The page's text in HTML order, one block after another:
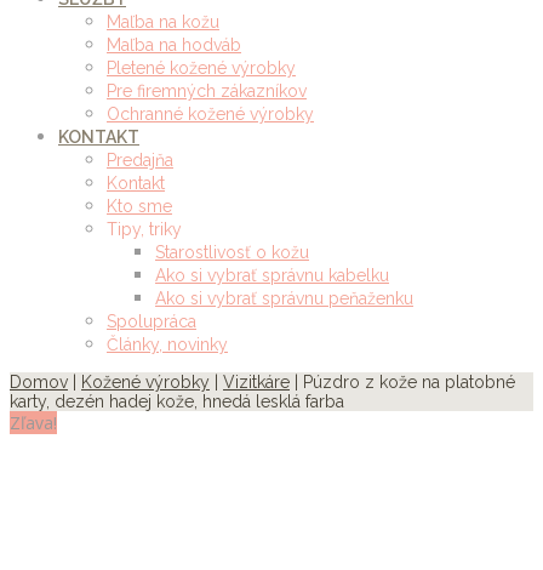
Maľba na kožu
Maľba na hodváb
Pletené kožené výrobky
Pre firemných zákazníkov
Ochranné kožené výrobky
KONTAKT
Predajňa
Kontakt
Kto sme
Tipy, triky
Starostlivosť o kožu
Ako si vybrať správnu kabelku
Ako si vybrať správnu peňaženku
Spolupráca
Články, novinky
Domov
Kožené výrobky Vizitkáre | Púzdro z kože na platobné
karty, dezén hadej kože, hnedá lesklá farba
Zľava!